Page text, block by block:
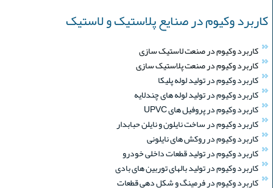
کاربرد وکیوم در صنایع پلاستیک و لاستیک
کاربرد وکیوم در صنعت لاستیک سازی
کاربرد وکیوم در صنعت پلاستیک سازی
کاربرد وکیوم در تولید لوله پلیکا
کاربرد وکیوم در تولید لوله های چندلایه
کاربرد وکیوم در پروفیل های UPVC
کاربرد وکیوم در ساخت نایلون و نایلن حبابدار
کاربرد وکیوم در روکش های نایلونی
کاربرد وکیوم در تولید قطعات داخلی خودرو
کاربرد وکیوم در تولید بالهای توربین های بادی
کاربرد وکیوم در فرمینگ و شکل دهی قطعات